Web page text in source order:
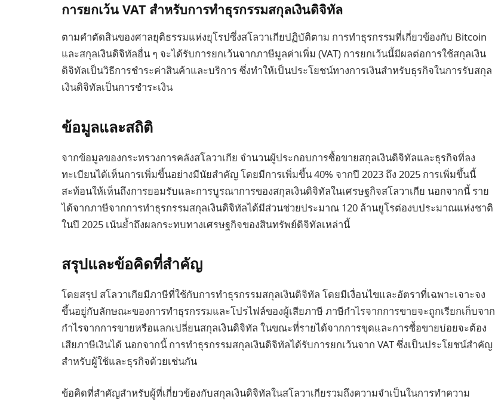
การยกเว้น VAT สำหรับการทำธุรกรรมสกุลเงินดิจิทัล
ตามคำตัดสินของศาลยุติธรรมแห่งยุโรปซึ่งสโลวาเกียปฏิบัติตาม การทำธุรกรรมที่เกี่ยวข้องกับ Bitcoin
และสกุลเงินดิจิทัลอื่น ๆ จะได้รับการยกเว้นจากภาษีมูลค่าเพิ่ม (VAT) การยกเว้นนี้มีผลต่อการใช้สกุลเงิน
ดิจิทัลเป็นวิธีการชำระค่าสินค้าและบริการ ซึ่งทำให้เป็นประโยชน์ทางการเงินสำหรับธุรกิจในการรับสกุล
เงินดิจิทัลเป็นการชำระเงิน
ข้อมูลและสถิติ
จากข้อมูลของกระทรวงการคลังสโลวาเกีย จำนวนผู้ประกอบการซื้อขายสกุลเงินดิจิทัลและธุรกิจที่ลง
ทะเบียนได้เห็นการเพิ่มขึ้นอย่างมีนัยสำคัญ โดยมีการเพิ่มขึ้น 40% จากปี 2023 ถึง 2025 การเพิ่มขึ้นนี้
สะท้อนให้เห็นถึงการยอมรับและการบูรณาการของสกุลเงินดิจิทัลในเศรษฐกิจสโลวาเกีย นอกจากนี้ ราย
ได้จากภาษีจากการทำธุรกรรมสกุลเงินดิจิทัลได้มีส่วนช่วยประมาณ 120 ล้านยูโรต่องบประมาณแห่งชาติ
ในปี 2025 เน้นย้ำถึงผลกระทบทางเศรษฐกิจของสินทรัพย์ดิจิทัลเหล่านี้
สรุปและข้อคิดที่สำคัญ
โดยสรุป สโลวาเกียมีภาษีที่ใช้กับการทำธุรกรรมสกุลเงินดิจิทัล โดยมีเงื่อนไขและอัตราที่เฉพาะเจาะจง
ขึ้นอยู่กับลักษณะของการทำธุรกรรมและโปรไฟล์ของผู้เสียภาษี ภาษีกำไรจากการขายจะถูกเรียกเก็บจาก
กำไรจากการขายหรือแลกเปลี่ยนสกุลเงินดิจิทัล ในขณะที่รายได้จากการขุดและการซื้อขายบ่อยจะต้อง
เสียภาษีเงินได้ นอกจากนี้ การทำธุรกรรมสกุลเงินดิจิทัลได้รับการยกเว้นจาก VAT ซึ่งเป็นประโยชน์สำคัญ
สำหรับผู้ใช้และธุรกิจด้วยเช่นกัน
ข้อคิดที่สำคัญสำหรับผู้ที่เกี่ยวข้องกับสกุลเงินดิจิทัลในสโลวาเกียรวมถึงความจำเป็นในการทำความ